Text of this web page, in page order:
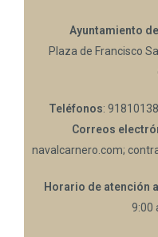
Ayuntamiento
Plaza de Francisco
Teléfonos:
Correos
navalcarnero.com;
Horario de atención
9:00